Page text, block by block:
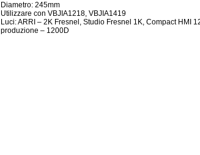
Diametro: 245mm
Utilizzare con VBJIA1218, VBJIA1419
Luci: ARRI – 2K Fresnel, Studio Fresnel 1K, Compact HMI
produzione – 1200D